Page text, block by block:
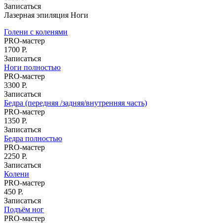
Записаться
Лазерная эпиляция Ноги
Голени с коленями
PRO-мастер
1700 Р.
Записаться
Ноги полностью
PRO-мастер
3300 Р.
Записаться
Бедра (передняя /задняя/внутренняя часть)
PRO-мастер
1350 Р.
Записаться
Бедра полностью
PRO-мастер
2250 Р.
Записаться
Колени
PRO-мастер
450 Р.
Записаться
Подъём ног
PRO-мастер